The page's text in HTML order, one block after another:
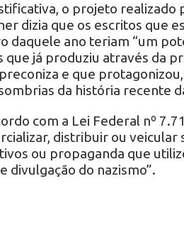
o projeto realizado
dizia que os escritos que
daquele ano teriam “um
que já produziu através da
e que
da história recente
com a Lei Federal nº
distribuir ou
ou propaganda que
divulgação do nazismo”.